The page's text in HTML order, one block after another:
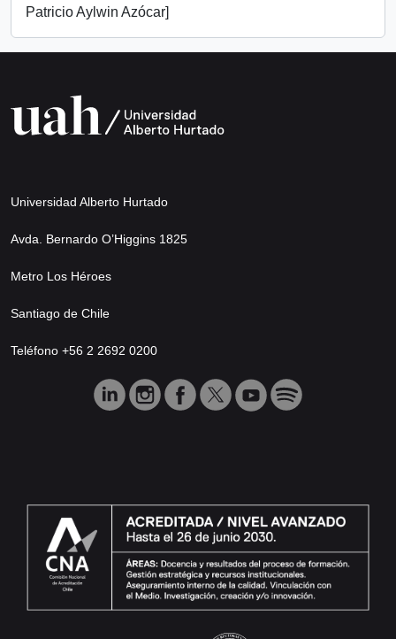
Patricio Aylwin Azócar]
Universidad Alberto Hurtado
Avda. Bernardo O’Higgins 1825
Metro Los Héroes
Santiago de Chile
Teléfono +56 2 2692 0200